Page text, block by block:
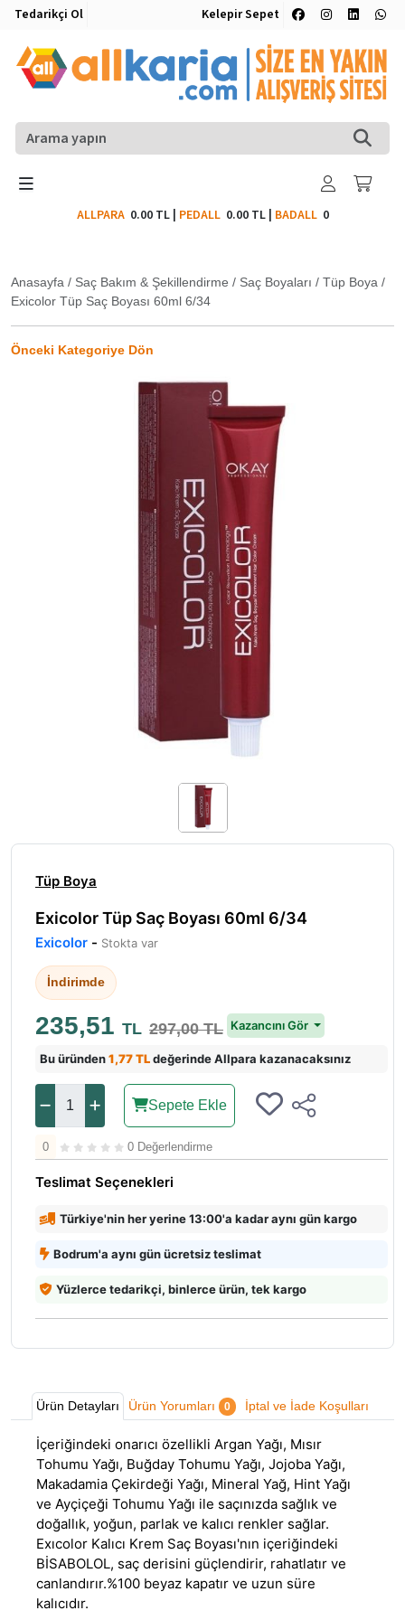
Tedarikçi Ol Kelepir Sepet
ALLPARA 0.00 TL| PEDALL 0.00 TL| BADALL0
Anasayfa / Saç Bakım & Şekillendirme / Saç Boyaları / Tüp Boya /
Exicolor Tüp Saç Boyası 60ml 6/34
Önceki Kategoriye Dön
Tüp Boya
Exicolor Tüp Saç Boyası 60ml 6/34
Exicolor - Stokta var
İndirimde
235,51 TL 297,00 TL Kazancını Gör
Bu üründen1,77 TLdeğerinde Allpara kazanacaksınız
Sepete Ekle
0 0 Değerlendirme
Teslimat Seçenekleri
Türkiye'nin her yerine 13:00'a kadar aynı gün kargo
Bodrum'a aynı gün ücretsiz teslimat
Yüzlerce tedarikçi, binlerce ürün, tek kargo
Ürün Detayları Ürün Yorumları 0 İptal ve İade Koşulları
İçeriğindeki onarıcı özellikli Argan Yağı, Mısır
Tohumu Yağı, Buğday Tohumu Yağı, Jojoba Yağı,
Makadamia Çekirdeği Yağı, Mineral Yağ, Hint Yağı
ve Ayçiçeği Tohumu Yağı ile saçınızda sağlık ve
doğallık, yoğun, parlak ve kalıcı renkler sağlar.
Exıcolor Kalıcı Krem Saç Boyası'nın içeriğindeki
BİSABOLOL, saç derisini güçlendirir, rahatlatır ve
canlandırır.%100 beyaz kapatır ve uzun süre
kalıcıdır.